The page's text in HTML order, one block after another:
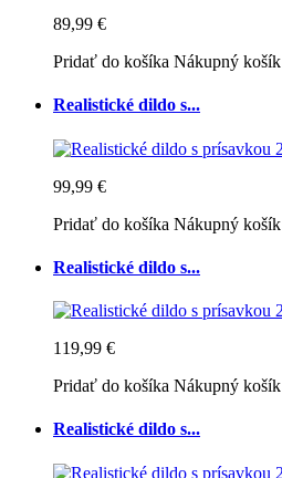
89,99 €
Pridať do košíka Nákupný košík
Realistické dildo s...
99,99 €
Pridať do košíka Nákupný košík
Realistické dildo s...
119,99 €
Pridať do košíka Nákupný košík
Realistické dildo s...